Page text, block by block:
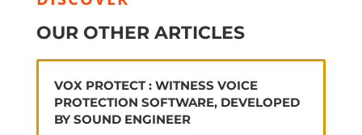
OUR OTHER ARTICLES
VOX PROTECT : WITNESS VOICE
PROTECTION SOFTWARE, DEVELOPED
BY SOUND ENGINEER